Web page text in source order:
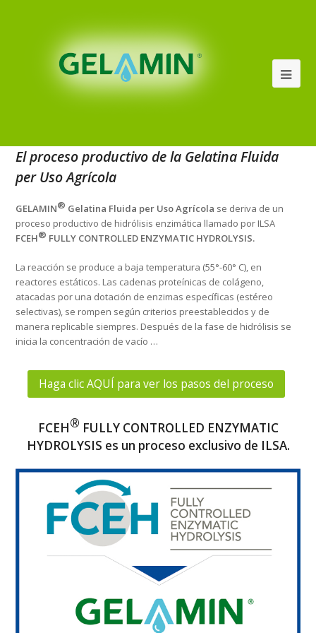
El proceso productivo de la Gelatina Fluida
per Uso Agrícola
GELAMIN® Gelatina Fluida per Uso Agrícola se deriva de un
proceso productivo de hidrólisis enzimática llamado por ILSA
FCEH® FULLY CONTROLLED ENZYMATIC HYDROLYSIS.
La reacción se produce a baja temperatura (55°-60° C), en
reactores estáticos. Las cadenas proteínicas de colágeno,
atacadas por una dotación de enzimas específicas (estéreo
selectivas), se rompen según criterios preestablecidos y de
manera replicable siempres. Después de la fase de hidrólisis se
inicia la concentración de vacío …
Haga clic AQUÍ para ver los pasos del proceso
FCEH® FULLY CONTROLLED ENZYMATIC
HYDROLYSIS es un proceso exclusivo de ILSA.